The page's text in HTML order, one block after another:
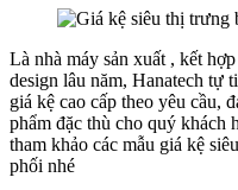
Là nhà máy sản xuất , kết
design lâu năm, Hanatech tự
giá kệ cao cấp theo yêu cầu,
phẩm đặc thù cho quý khách
tham khảo các mẫu giá kệ
phối nhé